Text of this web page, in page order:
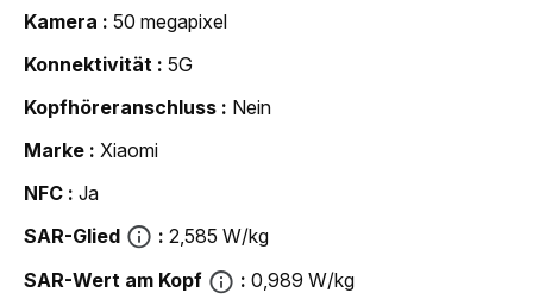
Kamera
50 megapixel
Konnektivität
5G
Kopfhöreranschluss
Nein
Marke
Xiaomi
NFC
Ja
SAR-Glied
2,585 W/kg
SAR-Wert am Kopf
0,989 W/kg